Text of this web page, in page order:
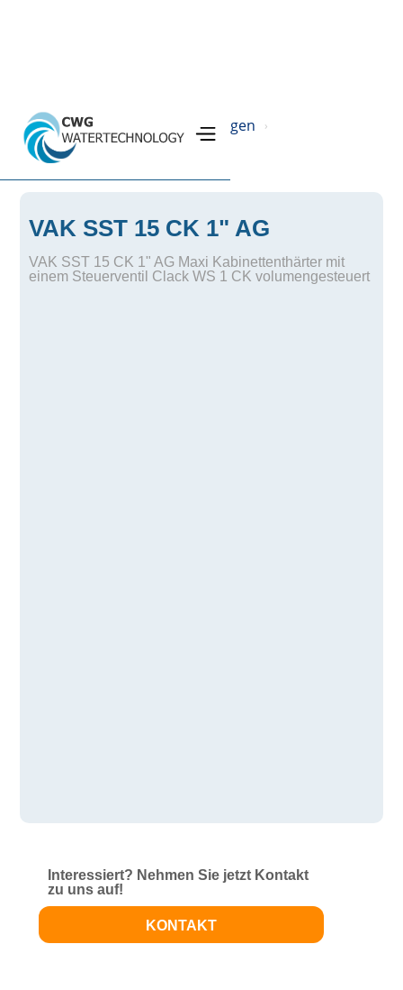
Home › Produkte Filteranlagen ›
SST Ionenaustauscheranlage
VAK SST 15 CK 1" AG
VAK SST 15 CK 1" AG Maxi Kabinettenthärter mit
einem Steuerventil Clack WS 1 CK volumengesteuert
Interessiert? Nehmen Sie jetzt Kontakt
zu uns auf!
KONTAKT